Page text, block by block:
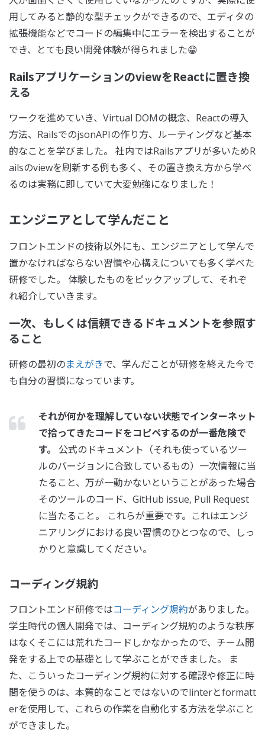
用してみると静的な型チェックができるので、エディタの
拡張機能などでコードの編集中にエラーを検出することが
でき、とても良い開発体験が得られました😁
RailsアプリケーションのviewをReactに置き換
える
ワークを進めていき、Virtual DOMの概念、Reactの導入
方法、RailsでのjsonAPIの作り方、ルーティングなど基本
的なことを学びました。 社内ではRailsアプリが多いためR
ailsのviewを刷新する例も多く、その置き換え方から学べ
るのは実務に即していて大変勉強になりました！
エンジニアとして学んだこと
フロントエンドの技術以外にも、エンジニアとして学んで
置かなければならない習慣や心構えについても多く学べた
研修でした。 体験したものをピックアップして、それぞ
れ紹介していきます。
一次、もしくは信頼できるドキュメントを参照す
ること
研修の最初のまえがきで、学んだことが研修を終えた今で
も自分の習慣になっています。
それが何かを理解していない状態でインターネット
で拾ってきたコードをコピペするのが一番危険で
す。
公式のドキュメント（それも使っているツー
ルのバージョンに合致しているもの）一次情報に当
たること、万が一動かないということがあった場合
そのツールのコード、GitHub issue, Pull Request
に当たること。 これらが重要です。これはエンジ
ニアリングにおける良い習慣のひとつなので、しっ
かりと意識してください。
コーディング規約
フロントエンド研修ではコーディング規約がありました。
学生時代の個人開発では、コーディング規約のような秩序
はなくそこには荒れたコードしかなかったので、チーム開
発をする上での基礎として学ぶことができました。 ま
た、こういったコーディング規約に対する確認や修正に時
間を使うのは、本質的なことではないのでlinterとformatt
erを使用して、これらの作業を自動化する方法を学ぶこと
ができました。